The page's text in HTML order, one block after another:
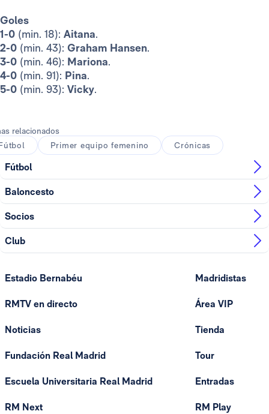
Goles
1-0 (min. 18): Aitana.
2-0 (min. 43): Graham Hansen.
3-0 (min. 46): Mariona.
4-0 (min. 91): Pina.
5-0 (min. 93): Vicky.
relacionados
Primer equipo femenino Crónicas
Fútbol
Baloncesto
Socios
Club
Estadio Bernabéu
RMTV en directo
Noticias
Fundación Real Madrid
Escuela Universitaria Real Madrid
RM Next
Madridistas
Área VIP
Tienda
Tour
Entradas
RM Play